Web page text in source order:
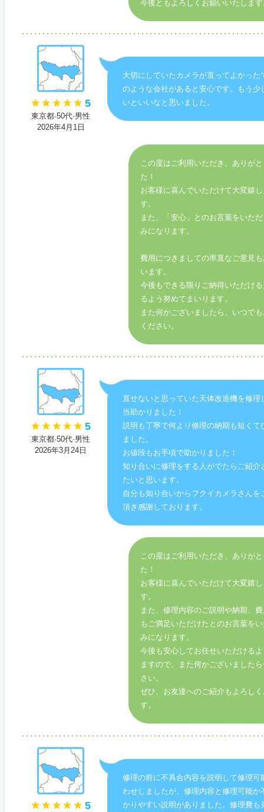
今後ともよろしくお願いいたしま
5
東京都·50代·男性
2026年4月1日
大切にしていたカメラが直ってよかった
のような会社があると安心です。もう少
いといいなと思いました。
この度はご利用いただき、ありが
た！
お客様に喜んでいただけて大変嬉
す。
また、「安心」とのお言葉をいた
みになります。
費用につきましての率直なご意見
います。
今後もできる限りご納得いただけ
るよう努めてまいります。
また何かございましたら、いつで
ください。
5
東京都·50代·男性
2026年3月24日
直せないと思っていた天体改造機を修理
当助かりました！
説明も丁寧で何より修理の納期も短くて
ました。
お値段もお手頃で助かりました！
知り合いに修理をする人がでたらご紹介
たいと思います。
自分も知り合いからフクイカメラさんを
頂き感謝しております。
この度はご利用いただき、ありが
た！
お客様に喜んでいただけて大変嬉
す。
また、修理内容のご説明や納期、
もご満足いただけたとのお言葉を
みになります。
今後も安心してお任せいただける
ますので、また何かございました
さい。
ぜひ、お友達へのご紹介もよろし
す。
5
修理の前に不具合内容を説明して修理可
わせしましたが、修理内容と修理可能か
かりやすい説明がありました。修理費も